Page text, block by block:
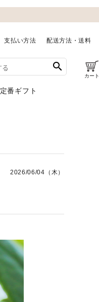
支払い方法 配送方法・送料
search
カート
定番ギフト
2026/06/04（木）